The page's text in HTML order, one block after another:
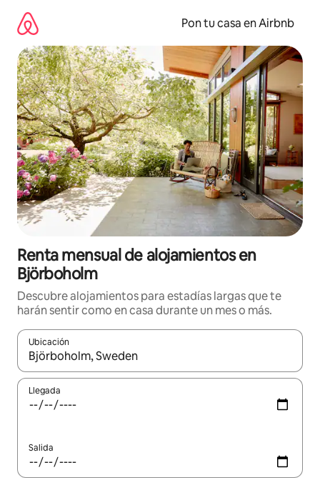
contenido
Pon tu casa en Airbnb
Renta mensual de alojamientos en
Björboholm
Descubre alojamientos para estadías largas que te
harán sentir como en casa durante un mes o más.
Ubicación
Cuando los resultados estén disponibles, navega con las
Llegada
Salida